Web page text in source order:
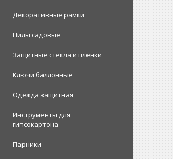
Декоративные рамки
Пилы садовые
Защитные стёкла и плёнки
Ключи баллонные
Одежда защитная
Инструменты для
гипсокартона
Парники